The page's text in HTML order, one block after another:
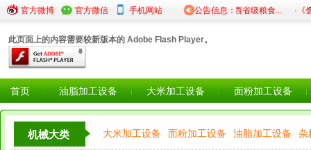
官方微博 官方微信 手机网站 公告信息：
·关于第一批陕西省级粮食... ·《儋州
此页面上的内容需要较新版本的 Adobe Flash Player。
首页 油脂加工设备 大米加工设备 面粉加工设备
机械大类 大米加工设备 面粉加工设备 油脂加工设备 杂